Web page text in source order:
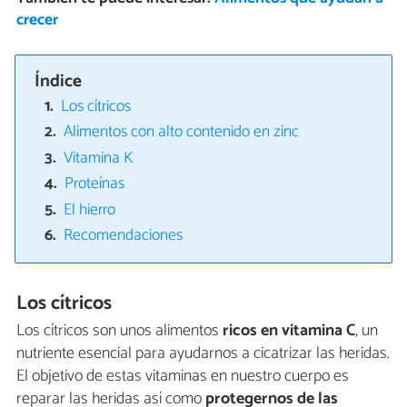
crecer
Índice
Los cítricos
Alimentos con alto contenido en zinc
Vitamina K
Proteínas
El hierro
Recomendaciones
Los cítricos
Los cítricos son unos alimentos ricos en vitamina C, un
nutriente esencial para ayudarnos a cicatrizar las heridas.
El objetivo de estas vitaminas en nuestro cuerpo es
reparar las heridas así comoprotegernos de las